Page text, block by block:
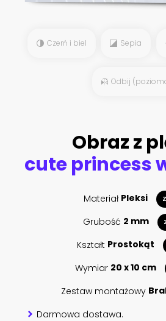
Czerń i biel Sepia
Odbij
Obraz z
Materiał Pleksi
Grubość 2 mm
Kształt Prostokąt
Wymiar 20 x 10 cm
Zestaw montażowy
Darmowa dostawa.